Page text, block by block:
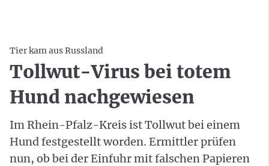
Tier kam aus Russland
Tollwut-Virus bei totem
Hund nachgewiesen
Im Rhein-Pfalz-Kreis ist Tollwut bei einem
Hund festgestellt worden. Ermittler prüfen
nun, ob bei der Einfuhr mit falschen Papieren